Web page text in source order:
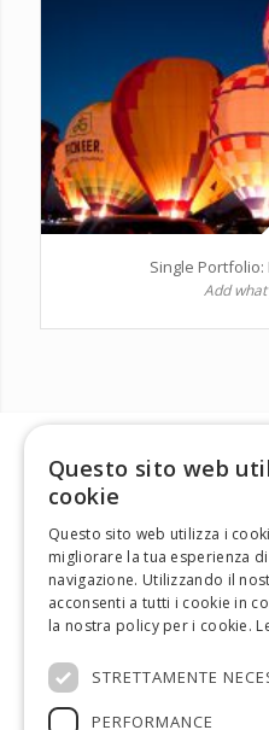
Single
Add
Questo sito web
cookie
Questo sito web utilizza i
migliorare la tua esperienza di
navigazione. Utilizzando il
acconsenti a tutti i cookie in
la nostra policy per i cookie.
STRETTAMENTE
PERFORMANCE